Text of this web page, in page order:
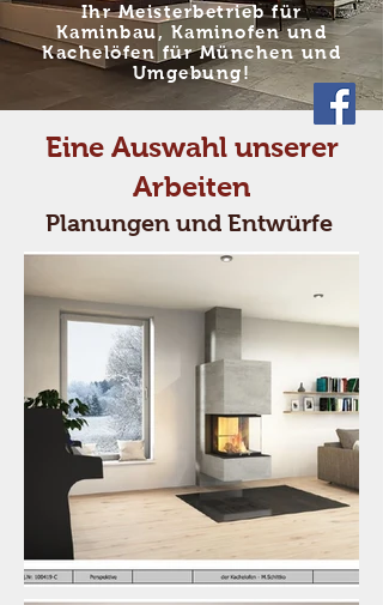
Ihr Meisterbetrieb für
Kaminbau, Kaminofen und
Kachelöfen für München und
Umgebung!
Eine Auswahl unserer
Arbeiten
Planungen und Entwürfe